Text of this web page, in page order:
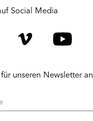
Social Media
unseren Newsletter an